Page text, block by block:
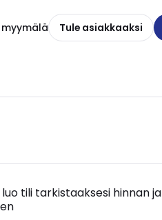
myymälä Tule asiakkaaksi
tili tarkistaaksesi hinnan ja